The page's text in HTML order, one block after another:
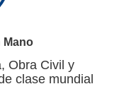
Mano
Obra Civil y
clase mundial